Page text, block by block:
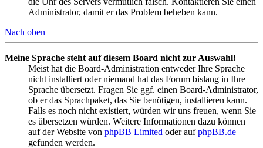
Administrator, damit er das Problem beheben kann.
Nach oben
Meine Sprache steht auf diesem Board nicht zur Auswahl!
Meist hat die Board-Administration entweder Ihre Sprache
nicht installiert oder niemand hat das Forum bislang in Ihre
Sprache übersetzt. Fragen Sie ggf. einen Board-Administrator,
ob er das Sprachpaket, das Sie benötigen, installieren kann.
Falls es noch nicht existiert, würden wir uns freuen, wenn Sie
es übersetzen würden. Weitere Informationen dazu können
auf der Website von phpBB Limited oder aufphpBB.de
gefunden werden.